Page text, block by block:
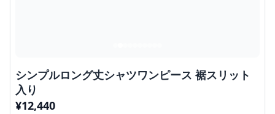
シンプルロング丈シャツワンピース 裾スリット
入り
¥12,440